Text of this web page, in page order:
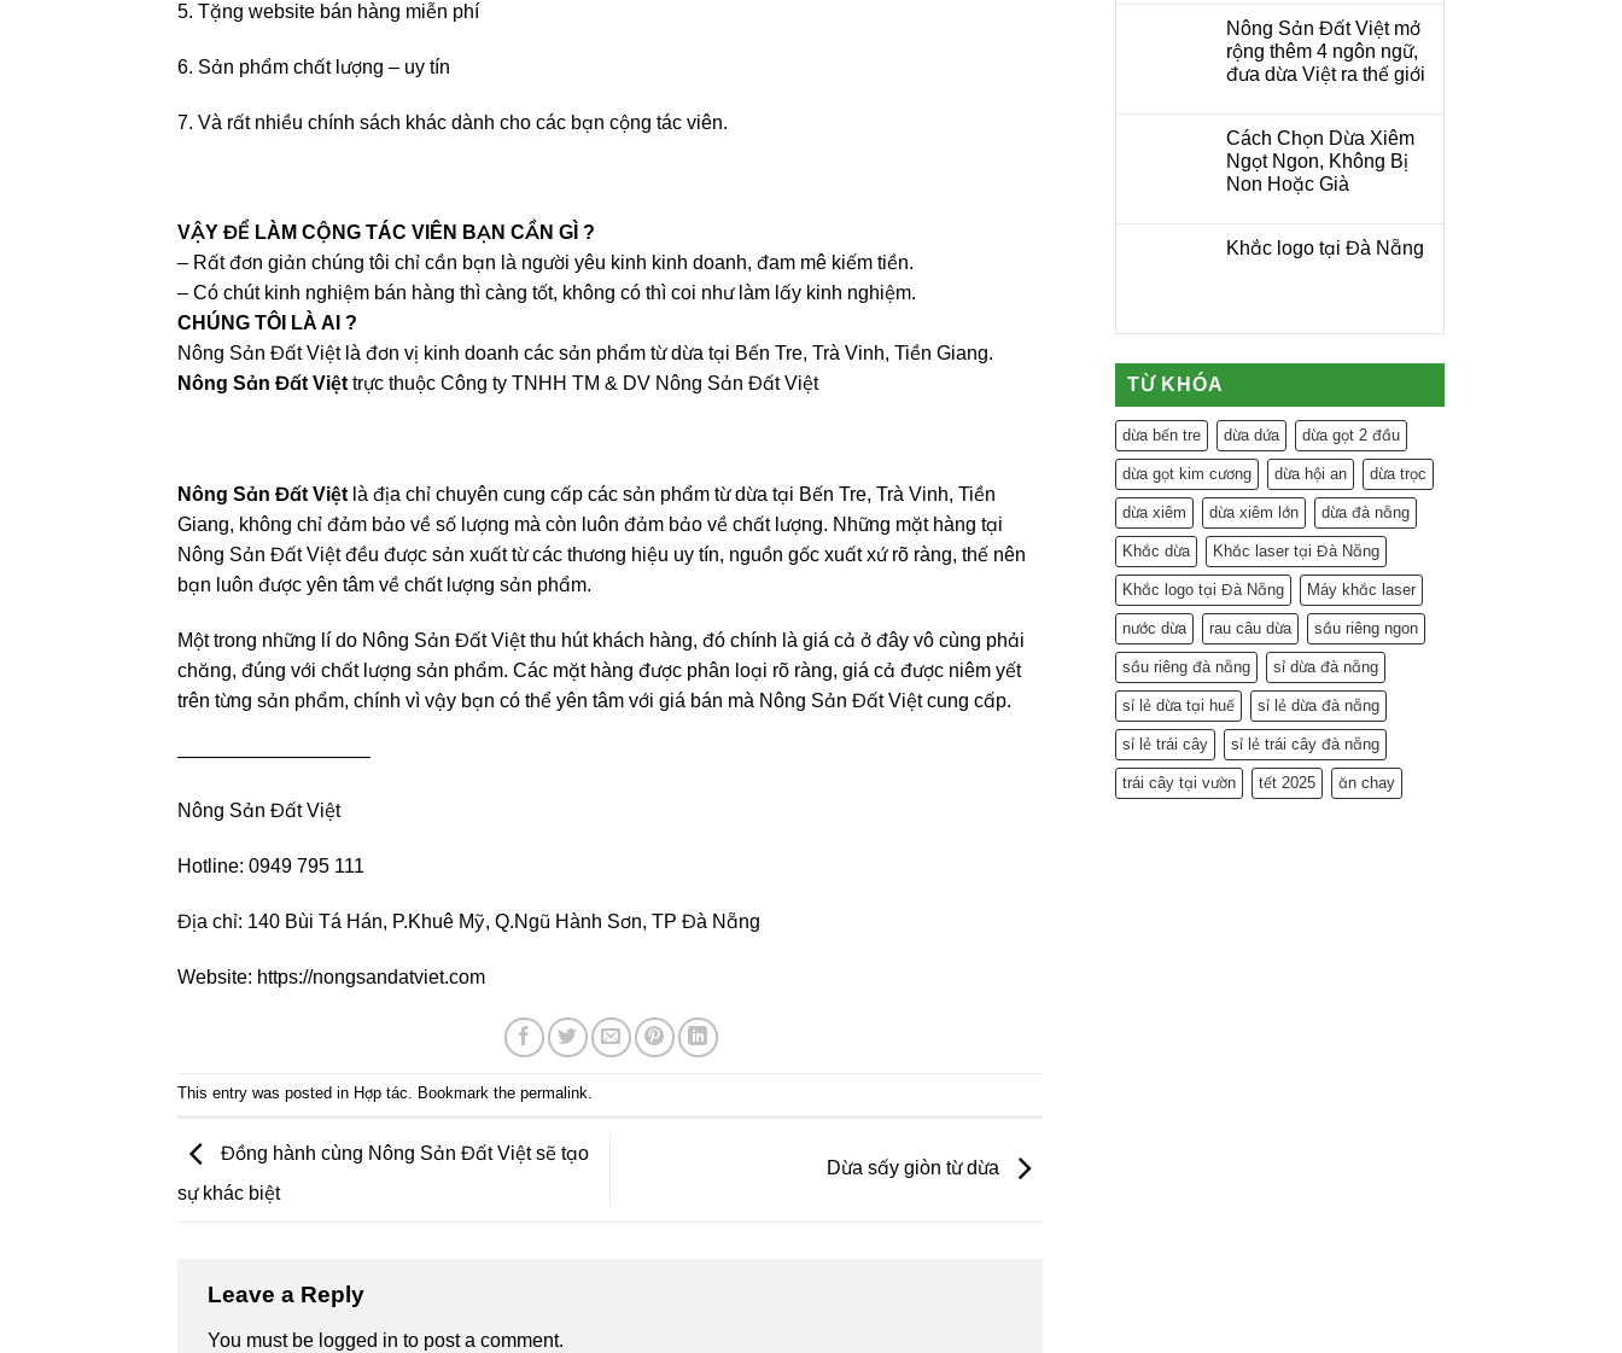
5. Tặng website bán hàng miễn phí
6. Sản phẩm chất lượng – uy tín
7. Và rất nhiều chính sách khác dành cho các bạn cộng tác viên.
VẬY ĐỂ LÀM CỘNG TÁC VIÊN BẠN CẦN GÌ ?
– Rất đơn giản chúng tôi chỉ cần bạn là người yêu kinh kinh doanh, đam mê kiếm tiền.
– Có chút kinh nghiệm bán hàng thì càng tốt, không có thì coi như làm lấy kinh nghiệm.
CHÚNG TÔI LÀ AI ?
Nông Sản Đất Việt là đơn vị kinh doanh các sản phẩm từ dừa tại Bến Tre, Trà Vinh, Tiền Giang.
Nông Sản Đất Việt trực thuộc Công ty TNHH TM & DV Nông Sản Đất Việt
Nông Sản Đất Việt là địa chỉ chuyên cung cấp các sản phẩm từ dừa tại Bến Tre, Trà Vinh, Tiền
Giang, không chỉ đảm bảo về số lượng mà còn luôn đảm bảo về chất lượng. Những mặt hàng tại
Nông Sản Đất Việt đều được sản xuất từ các thương hiệu uy tín, nguồn gốc xuất xứ rõ ràng, thế nên
bạn luôn được yên tâm về chất lượng sản phẩm.
Một trong những lí do Nông Sản Đất Việt thu hút khách hàng, đó chính là giá cả ở đây vô cùng phải
chăng, đúng với chất lượng sản phẩm. Các mặt hàng được phân loại rõ ràng, giá cả được niêm yết
trên từng sản phẩm, chính vì vậy bạn có thể yên tâm với giá bán mà Nông Sản Đất Việt cung cấp.
——————————
Nông Sản Đất Việt
Hotline: 0949 795 111
Địa chỉ: 140 Bùi Tá Hán, P.Khuê Mỹ, Q.Ngũ Hành Sơn, TP Đà Nẵng
Website: https://nongsandatviet.com
This entry was posted in Hợp tác. Bookmark the permalink.
Đồng hành cùng Nông Sản Đất Việt sẽ tạo
sự khác biệt
Dừa sấy giòn từ dừa
Leave a Reply
You must be logged in to post a comment.
Nông Sản Đất Việt mở
rộng thêm 4 ngôn ngữ,
đưa dừa Việt ra thế giới
Cách Chọn Dừa Xiêm
Ngọt Ngon, Không Bị
Non Hoặc Già
Khắc logo tại Đà Nẵng
TỪ KHÓA
dừa bến tre dừa dứa dừa gọt 2 đầu
dừa gọt kim cương dừa hội an dừa trọc
dừa xiêm dừa xiêm lớn dừa đà nẵng
Khắc dừa Khắc laser tại Đà Nẵng
Khắc logo tại Đà Nẵng Máy khắc laser
nước dừa rau câu dừa sầu riêng ngon
sầu riêng đà nẵng sỉ dừa đà nẵng
sỉ lẻ dừa tại huế sỉ lẻ dừa đà nẵng
sỉ lẻ trái cây sỉ lẻ trái cây đà nẵng
trái cây tại vườn tết 2025 ăn chay